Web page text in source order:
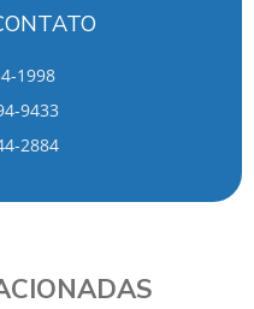
1998
9433
2884